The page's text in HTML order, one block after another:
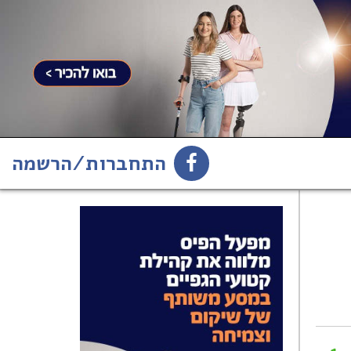
התחברות/הרשמה
הירשמו לניוזלטר 1